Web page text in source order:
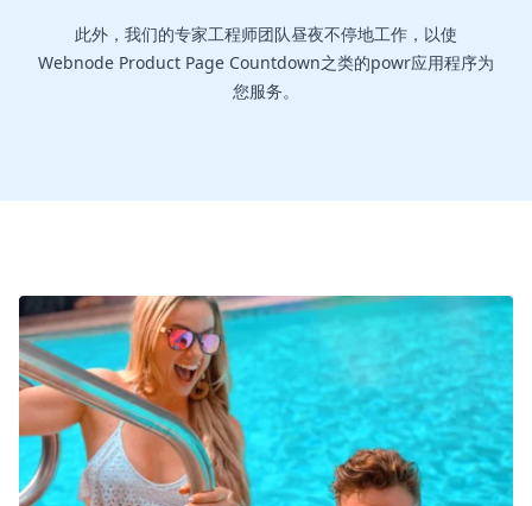
此外，我们的专家工程师团队昼夜不停地工作，以使
Webnode Product Page Countdown之类的powr应用程序为
您服务。